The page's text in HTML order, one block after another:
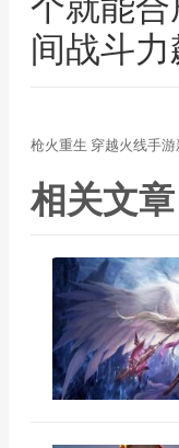
间战斗力
枪火重生 穿越火线手
相关文章